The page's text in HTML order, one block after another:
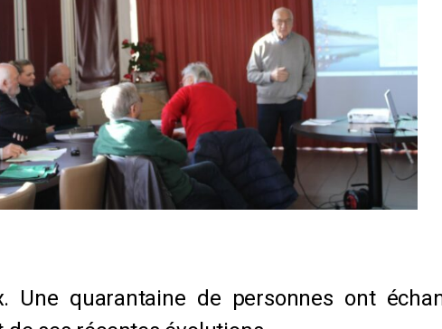
Une quarantaine de personnes ont